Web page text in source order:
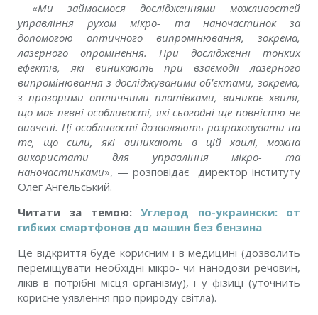
«Ми займаємося дослідженнями можливостей
управління рухом мікро- та наночастинок за
допомогою оптичного випромінювання, зокрема,
лазерного опромінення. При дослідженні тонких
ефектів, які виникають при взаємодії лазерного
випромінювання з досліджуваними об’єктами, зокрема,
з прозорими оптичними платівками, виникає хвиля,
що має певні особливості, які сьогодні ще повністю не
вивчені. Ці особливості дозволяють розраховувати на
те, що сили, які виникають в цій хвилі, можна
використати для управління мікро- та
наночастинками», — розповідає директор інституту
Олег Ангельський.
Читати за темою:Углерод по-украински: от
гибких смартфонов до машин без бензина
Це відкриття буде корисним і в медицині (дозволить
переміщувати необхідні мікро- чи нанодози речовин,
ліків в потрібні місця організму), і у фізиці (уточнить
корисне уявлення про природу світла).